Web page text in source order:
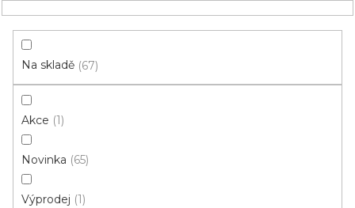
obsah
HLEDAT
NÁKUPNÍ
Vinylové podlahy
Na skladě 67
Akce 1
Novinka 65
Výprodej 1